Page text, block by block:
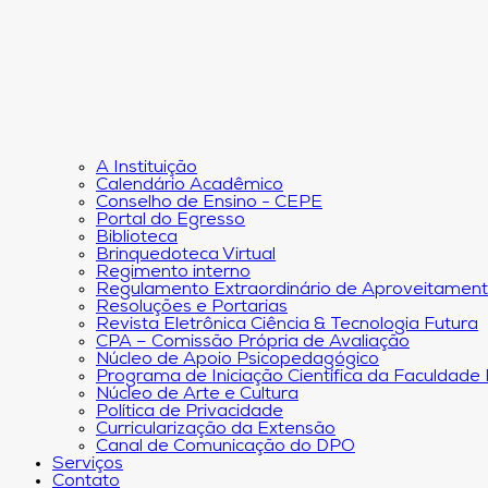
A Instituição
Calendário Acadêmico
Conselho de Ensino - CEPE
Portal do Egresso
Biblioteca
Brinquedoteca Virtual
Regimento interno
Regulamento Extraordinário de
Resoluções e Portarias
Revista Eletrônica Ciência & Tecnologia Futura
CPA – Comissão Própria de Avaliação
Núcleo de Apoio Psicopedagógico
Programa de Iniciação Científica da Faculdade
Núcleo de Arte e Cultura
Política de Privacidade
Curricularização da Extensão
Canal de Comunicação do DPO
Serviços
Contato